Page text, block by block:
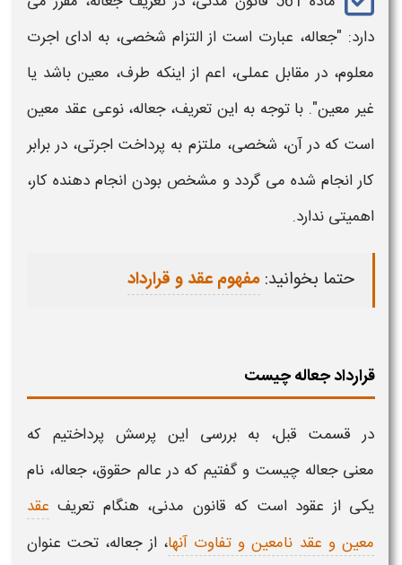
دارد: "جعاله، عبارت است از التزام شخصی، به ادای اجرت
معلوم، در مقابل عملی، اعم از اینکه طرف، معین باشد یا
غیر معین". با توجه به این تعریف،جعاله،نوعی عقد معین
است که در آن، شخصی، ملتزم به پرداخت اجرتی، در برابر
کار انجام شده می گردد و مشخص بودن انجام دهنده کار،
اهمیتی ندارد.
حتما بخوانید:مفهوم عقد و قرارداد
قرارداد جعاله چیست
در قسمت قبل، به بررسی این پرسش پرداختیم که
معنیجعاله چیست و گفتیم که در عالم حقوق،جعاله، نام
یکی از عقود است که قانون مدنی، هنگام تعریف عقد
معین و عقد نامعین و تفاوت آنها، ازجعاله، تحت عنوان